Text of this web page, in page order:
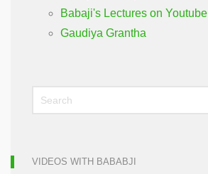
Babaji's Lectures on Youtube
Gaudiya Grantha
VIDEOS WITH BABABJI